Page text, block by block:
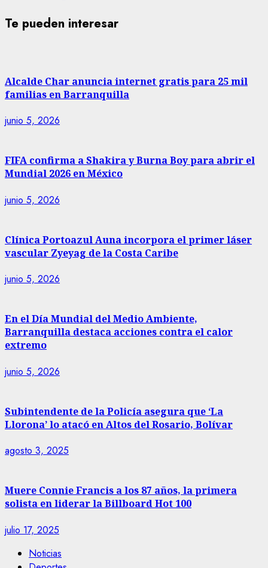
Te pueden interesar
Alcalde Char anuncia internet gratis para 25 mil
familias en Barranquilla
junio 5, 2026
FIFA confirma a Shakira y Burna Boy para abrir el
Mundial 2026 en México
junio 5, 2026
Clínica Portoazul Auna incorpora el primer láser
vascular Zyeyag de la Costa Caribe
junio 5, 2026
En el Día Mundial del Medio Ambiente,
Barranquilla destaca acciones contra el calor
extremo
junio 5, 2026
Subintendente de la Policía asegura que ‘La
Llorona’ lo atacó en Altos del Rosario, Bolívar
agosto 3, 2025
Muere Connie Francis a los 87 años, la primera
solista en liderar la Billboard Hot 100
julio 17, 2025
Noticias